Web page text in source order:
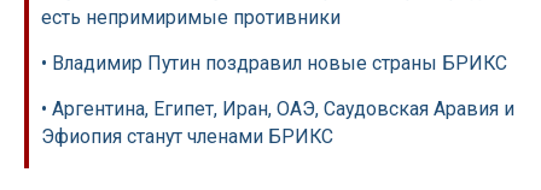
есть непримиримые противники
• Владимир Путин поздравил новые страны БРИКС
• Аргентина, Египет, Иран, ОАЭ, Саудовская Аравия и
Эфиопия станут членами БРИКС